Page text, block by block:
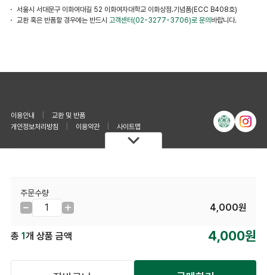
서울시 서대문구 이화여대길 52 이화여자대학교 이화상점.기념품(ECC B408호)
교환 혹은 반품할 경우에는 반드시 고객센터(02-3277-3706)로 문의 바랍니다.
주문수량
4,000원
총 1개 상품 금액 4,000원
이용안내
교환 및 반품
개인정보처리방침
이용약관 사이트맵
평일 : 오전 10:00 ~ 오후 06:00
점심 : 오후 12:00 ~ 오후 13:00
휴무 : 토/일/공휴일은 휴무
관(대현동, 이화여자대학교)
대표자 : 박애영 개인정보관리책임자 : 윤성희
사업자등록번호 : 309-81-08010사업자정보확인 통신판매번호 : 제 2023-서울서대문-1600 호
© COPYRIGHT 이수매니지먼트 주식회사 ALL RIGHT RESERVED.